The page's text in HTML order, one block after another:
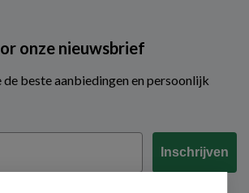
onze nieuwsbrief
beste aanbiedingen en persoonlijk
Inschrijven